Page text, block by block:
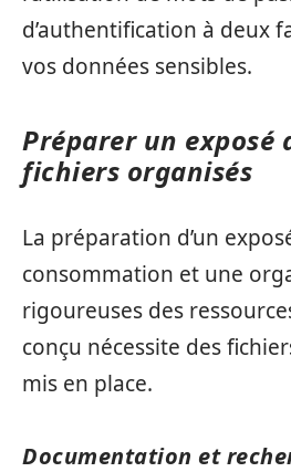
d’authentification à deux
vos données sensibles.
Préparer un exposé
fichiers organisés
La préparation d’un
consommation et une
rigoureuses des
conçu nécessite des
mis en place.
Documentation et